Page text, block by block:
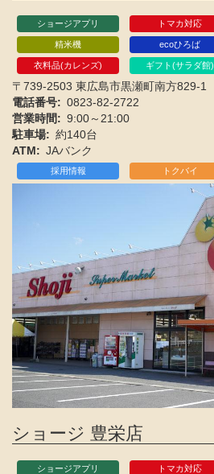
ショージアプリ トマカ対応
精米機 ecoひろば
衣料品(カレンズ) ギフト(サラダ館)
〒739-2503 東広島市黒瀬町南方829-1
電話番号
0823-82-2722
営業時間
9:00～21:00
駐車場
約140台
ATM
JAバンク
採用情報 トクバイ
ショージ 豊栄店
ショージアプリ トマカ対応